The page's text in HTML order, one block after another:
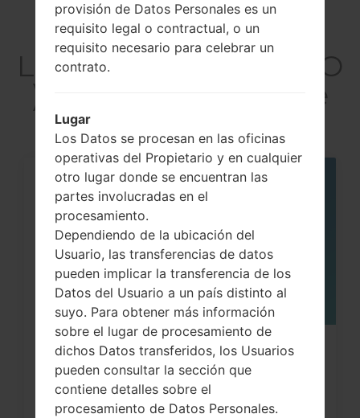
Artículos
LGP350GO(LGP350GO
) akaLG Optimus Me
¿Cómo restablecer datos de fábrica
a través del menú...
provisión de Datos Personales es un
requisito legal o contractual, o un
requisito necesario para celebrar un
contrato.
Lugar
Los Datos se procesan en las oficinas
operativas del Propietario y en cualquier
otro lugar donde se encuentran las
partes involucradas en el
procesamiento.
Dependiendo de la ubicación del
Usuario, las transferencias de datos
pueden implicar la transferencia de los
Datos del Usuario a un país distinto al
suyo. Para obtener más información
sobre el lugar de procesamiento de
dichos Datos transferidos, los Usuarios
pueden consultar la sección que
contiene detalles sobre el
procesamiento de Datos Personales.